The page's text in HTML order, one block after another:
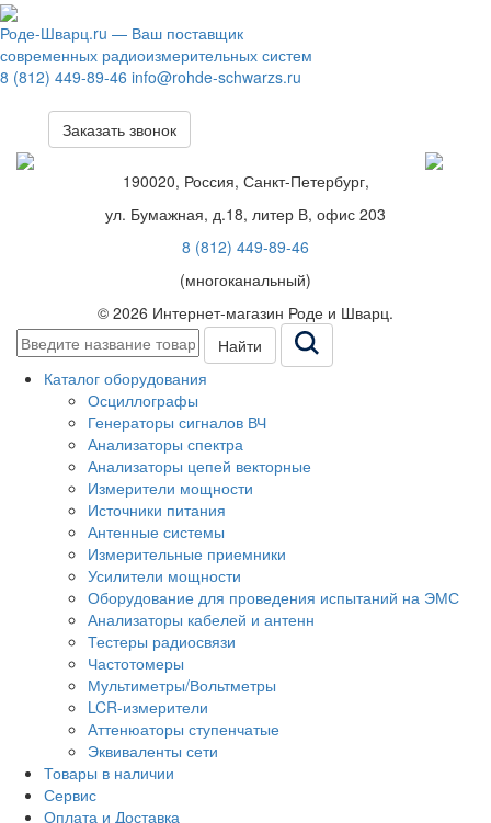
Роде-Шварц.ru — Ваш поставщик
современных радиоизмерительных систем
8 (812) 449-89-46 info@rohde-schwarzs.ru
Заказать звонок
190020, Россия, Санкт-Петербург,
ул. Бумажная, д.18, литер В, офис 203
8 (812) 449-89-46
(многоканальный)
© 2026 Интернет-магазин Роде и Шварц.
Найти
Каталог оборудования
Осциллографы
Генераторы сигналов ВЧ
Анализаторы спектра
Анализаторы цепей векторные
Измерители мощности
Источники питания
Антенные системы
Измерительные приемники
Усилители мощности
Оборудование для проведения испытаний на ЭМС
Анализаторы кабелей и антенн
Тестеры радиосвязи
Частотомеры
Мультиметры/Вольтметры
LCR-измерители
Аттенюаторы ступенчатые
Эквиваленты сети
Товары в наличии
Сервис
Оплата и Доставка